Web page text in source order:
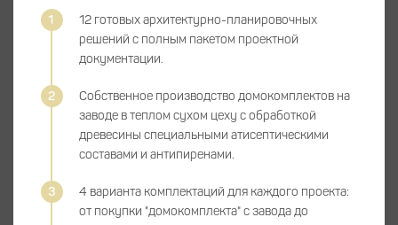
12 готовых архитектурно-планировочных
решений с полным пакетом проектной
документации.
Собственное производство домокомплектов на
заводе в теплом сухом цеху с обработкой
древесины специальными атисептическими
составами и антипиренами.
4 варианта комплектаций для каждого проекта:
от покупки "домокомплекта" с завода до